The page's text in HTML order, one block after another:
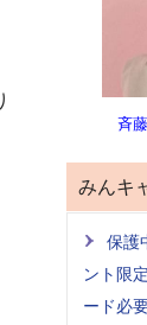
斉
みんキ
保護
ント限
ード必要